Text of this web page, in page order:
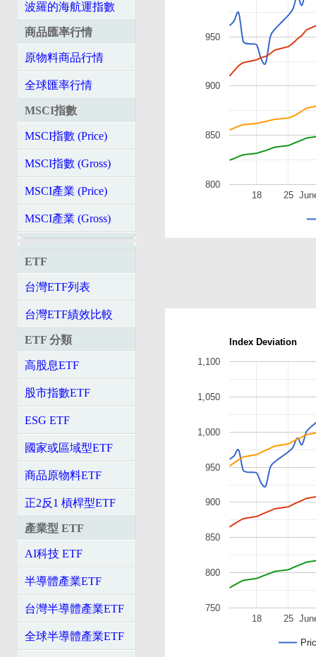
波羅的海航運指數
商品匯率行情
原物料商品行情
全球匯率行情
MSCI指數
MSCI指數 (Price)
MSCI指數 (Gross)
MSCI產業 (Price)
MSCI產業 (Gross)
ETF
台灣ETF列表
台灣ETF績效比較
ETF 分類
高股息ETF
股市指數ETF
ESG ETF
國家或區域型ETF
商品原物料ETF
正2反1 槓桿型ETF
產業型 ETF
AI科技 ETF
半導體產業ETF
台灣半導體產業ETF
全球半導體產業ETF
18 25
800
850
900
950
Index Deviation
18 25
750
800
850
900
950
1,000
1,050
1,100